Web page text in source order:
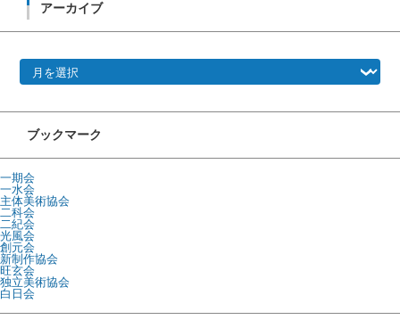
アーカイブ
ブックマーク
一期会
一水会
主体美術協会
二科会
二紀会
光風会
創元会
新制作協会
旺玄会
独立美術協会
白日会